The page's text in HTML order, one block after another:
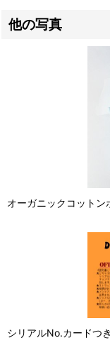
他の写真
オーガニックコットン
シリアルNo.カードつき